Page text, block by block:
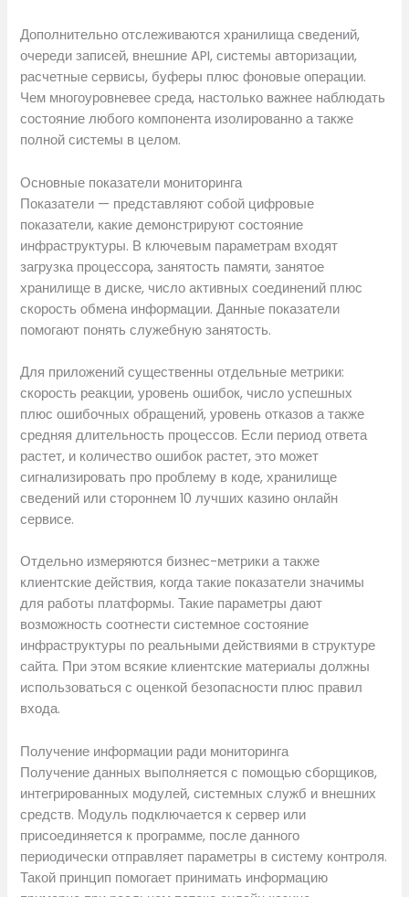
Дополнительно отслеживаются хранилища сведений,
очереди записей, внешние API, системы авторизации,
расчетные сервисы, буферы плюс фоновые операции.
Чем многоуровневее среда, настолько важнее наблюдать
состояние любого компонента изолированно а также
полной системы в целом.
Основные показатели мониторинга
Показатели — представляют собой цифровые
показатели, какие демонстрируют состояние
инфраструктуры. В ключевым параметрам входят
загрузка процессора, занятость памяти, занятое
хранилище в диске, число активных соединений плюс
скорость обмена информации. Данные показатели
помогают понять служебную занятость.
Для приложений существенны отдельные метрики:
скорость реакции, уровень ошибок, число успешных
плюс ошибочных обращений, уровень отказов а также
средняя длительность процессов. Если период ответа
растет, и количество ошибок растет, это может
сигнализировать про проблему в коде, хранилище
сведений или стороннем 10 лучших казино онлайн
сервисе.
Отдельно измеряются бизнес-метрики а также
клиентские действия, когда такие показатели значимы
для работы платформы. Такие параметры дают
возможность соотнести системное состояние
инфраструктуры по реальными действиями в структуре
сайта. При этом всякие клиентские материалы должны
использоваться с оценкой безопасности плюс правил
входа.
Получение информации ради мониторинга
Получение данных выполняется с помощью сборщиков,
интегрированных модулей, системных служб и внешних
средств. Модуль подключается к сервер или
присоединяется к программе, после данного
периодически отправляет параметры в систему контроля.
Такой принцип помогает принимать информацию